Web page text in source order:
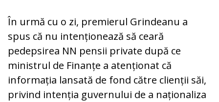
În urmă cu o zi, premierul Grindeanu a
spus că nu intenționează să ceară
pedepsirea NN pensii private după ce
ministrul de Finanțe a atenționat că
informația lansată de fond către clienții săi,
privind intenția guvernului de a naționaliza